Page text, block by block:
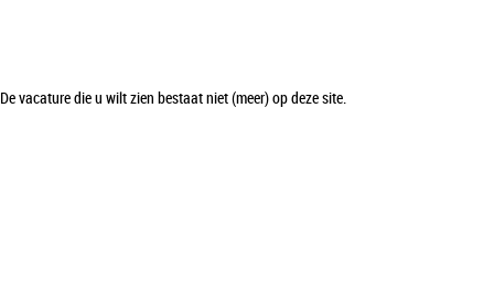
De vacature die u wilt zien bestaat niet (meer) op deze site.